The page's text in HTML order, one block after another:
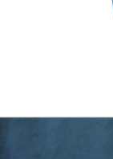
for,
our